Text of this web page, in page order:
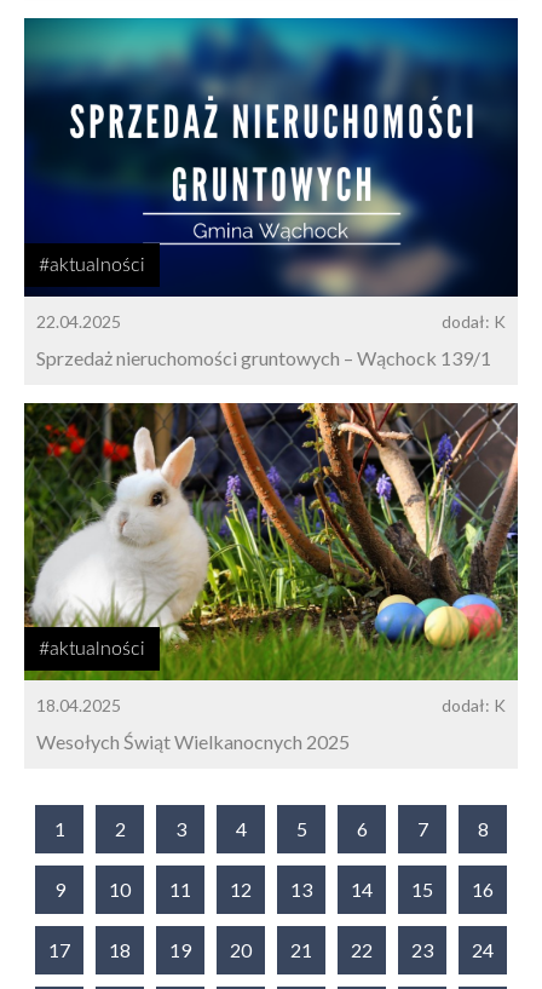
#aktualności
22.04.2025 dodał: K
Sprzedaż nieruchomości gruntowych – Wąchock 139/1
#aktualności
18.04.2025 dodał: K
Wesołych Świąt Wielkanocnych 2025
1 2 3 4 5 6 7 8
9 10 11 12 13 14 15 16
17 18 19 20 21 22 23 24